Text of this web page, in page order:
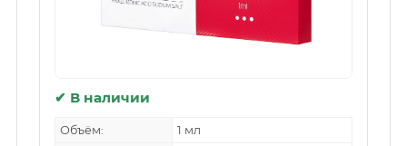
✔ В наличии
Объём:
1 мл